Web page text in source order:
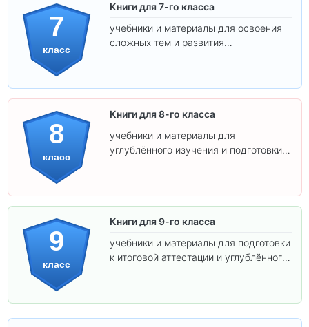
7
класс
Книги для 7-го класса
учебники и материалы для освоения
сложных тем и развития
8
класс
Книги для 8-го класса
учебники и материалы для
углублённого изучения и подготовки к
9
класс
Книги для 9-го класса
учебники и материалы для подготовки
к итоговой аттестации и углублённого